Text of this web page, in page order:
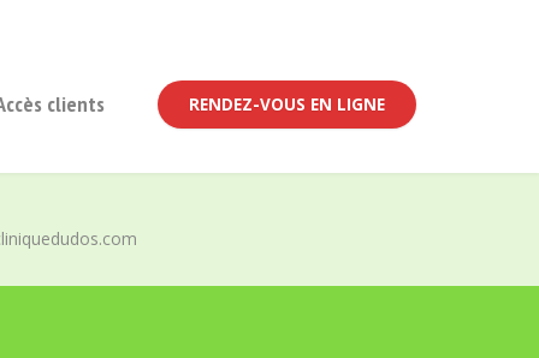
clients RENDEZ-VOUS EN LIGNE